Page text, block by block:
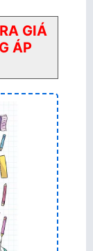
GIÁ
ÁP